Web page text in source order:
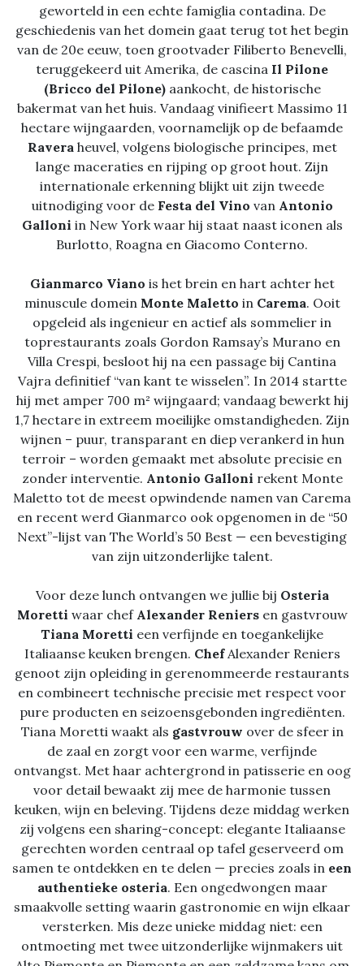
geworteld in een echte famiglia contadina. De
geschiedenis van het domein gaat terug tot het begin
van de 20e eeuw, toen grootvader Filiberto Benevelli,
teruggekeerd uit Amerika, de cascina Il Pilone
(Bricco del Pilone) aankocht, de historische
bakermat van het huis. Vandaag vinifieert Massimo 11
hectare wijngaarden, voornamelijk op de befaamde
Raveraheuvel, volgens biologische principes, met
lange maceraties en rijping op groot hout. Zijn
internationale erkenning blijkt uit zijn tweede
uitnodiging voor de Festa del Vino van Antonio
Galloni in New York waar hij staat naast iconen als
Burlotto, Roagna en Giacomo Conterno.
Gianmarco Viano is het brein en hart achter het
minuscule domein Monte Maletto in Carema. Ooit
opgeleid als ingenieur en actief als sommelier in
toprestaurants zoals Gordon Ramsay’s Murano en
Villa Crespi, besloot hij na een passage bij Cantina
Vajra definitief “van kant te wisselen”. In 2014 startte
hij met amper 700 m² wijngaard; vandaag bewerkt hij
1,7 hectare in extreem moeilijke omstandigheden. Zijn
wijnen – puur, transparant en diep verankerd in hun
terroir – worden gemaakt met absolute precisie en
zonder interventie. Antonio Galloni rekent Monte
Maletto tot de meest opwindende namen van Carema
en recent werd Gianmarco ook opgenomen in de “50
Next”-lijst van The World’s 50 Best — een bevestiging
van zijn uitzonderlijke talent.
Voor deze lunch ontvangen we jullie bij Osteria
Moretti waar chef Alexander Reniersen gastvrouw
Tiana Moretti een verfijnde en toegankelijke
Italiaanse keuken brengen. ChefAlexander Reniers
genoot zijn opleiding in gerenommeerde restaurants
en combineert technische precisie met respect voor
pure producten en seizoensgebonden ingrediënten.
Tiana Moretti waakt als gastvrouw over de sfeer in
de zaal en zorgt voor een warme, verfijnde
ontvangst. Met haar achtergrond in patisserie en oog
voor detail bewaakt zij mee de harmonie tussen
keuken, wijn en beleving. Tijdens deze middag werken
zij volgens een sharing-concept: elegante Italiaanse
gerechten worden centraal op tafel geserveerd om
samen te ontdekken en te delen — precies zoals in een
authentieke osteria. Een ongedwongen maar
smaakvolle setting waarin gastronomie en wijn elkaar
versterken. Mis deze unieke middag niet: een
ontmoeting met twee uitzonderlijke wijnmakers uit